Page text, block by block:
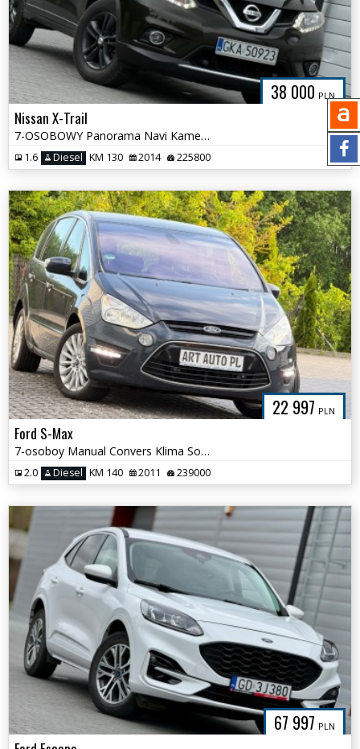
38 000 PLN
Nissan X-Trail
7-OSOBOWY Panorama Navi Kamery 360 Super stan Pełen Serwis
1.6 Diesel KM 130 2014 225800
22 997 PLN
Ford S-Max
7-osoboy Manual Convers Klima Sony Serwis
2.0 Diesel KM 140 2011 239000
67 997 PLN